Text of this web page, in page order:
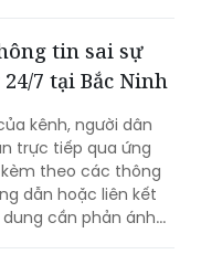
tuyến đảm bảo
hưởng hưởng đến
tin sai sự
7 tại Bắc Ninh
kênh, người dân
trực tiếp qua ứng
theo các thông
dẫn hoặc liên kết
cần phản ánh...